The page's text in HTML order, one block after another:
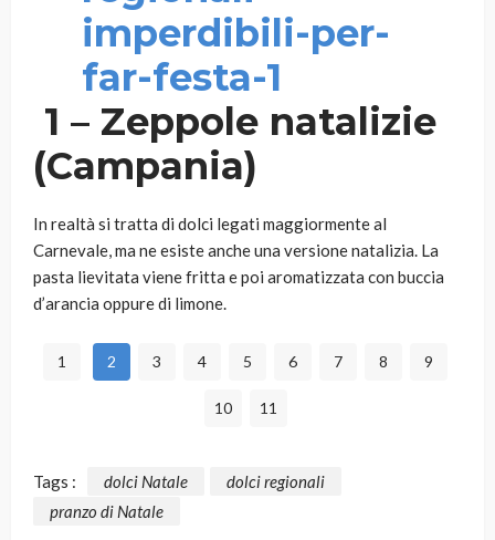
1 – Zeppole natalizie
(Campania)
In realtà si tratta di dolci legati maggiormente al
Carnevale, ma ne esiste anche una versione natalizia. La
pasta lievitata viene fritta e poi aromatizzata con buccia
d’arancia oppure di limone.
1 2 3 4 5 6 7 8 9
10 11
Tags : dolci Natale
dolci regionali
pranzo di Natale